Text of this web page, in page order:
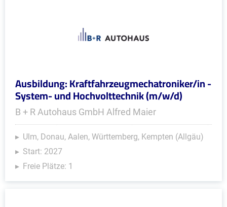
Ausbildung: Kraftfahrzeugmechatroniker/in -
System- und Hochvolttechnik (m/w/d)
B + R Autohaus GmbH Alfred Maier
Ulm, Donau, Aalen, Württemberg, Kempten (Allgäu)
Start: 2027
Freie Plätze: 1